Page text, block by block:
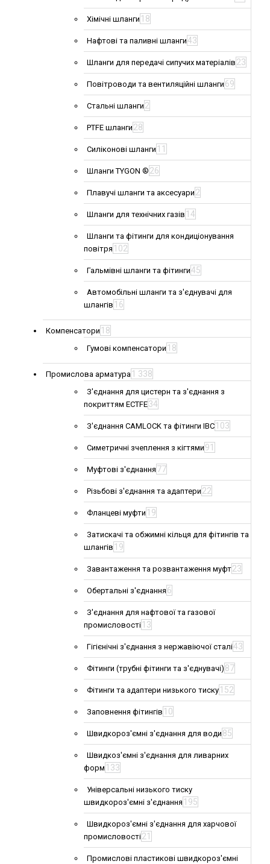
Хімічні шланги 18
Нафтові та паливні шланги43
Шланги для передачі сипучих матеріалів 23
Повітроводи та вентиляційні шланги 69
Стальні шланги 2
PTFE шланги 28
Силіконові шланги 11
Шланги TYGON ® 26
Плавучі шланги та аксесуари 2
Шланги для технічних газів 14
Шланги та фітинги для кондиціонування
повітря 102
Гальмівні шланги та фітинги45
Автомобільні шланги та з'єднувачі для
шлангів 16
Компенсатори 18
Гумові компенсатори 18
Промислова арматура 1 338
З'єднання для цистерн та з'єднання з
покриттям ECTFE34
З'єднання CAMLOCK та фітинги IBC 103
Симетричні зчеплення з кігтями 91
Муфтові з'єднання 77
Різьбові з'єднання та адаптери 22
Фланцеві муфти 19
Затискачі та обжимні кільця для фітингів та
шлангів 19
Завантаження та розвантаження муфт23
Обертальні з'єднання 6
З'єднання для нафтової та газової
промисловості 13
Гігієнічні з'єднання з нержавіючої сталі43
Фітинги (трубні фітинги та з'єднувачі) 87
Фітинги та адаптери низького тиску 152
Заповнення фітингів 10
Швидкороз'ємні з'єднання для води 85
Швидкоз'ємні з'єднання для ливарних
форм 133
Універсальні низького тиску
швидкороз'ємні з'єднання 195
Швидкороз'ємні з'єднання для харчової
промисловості21
Промислові пластикові швидкороз'ємні